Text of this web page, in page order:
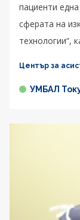
пациенти
сферата на
технологии“,
Център за
УМБАЛ